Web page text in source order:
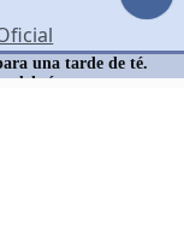
una tarde de té.
del té